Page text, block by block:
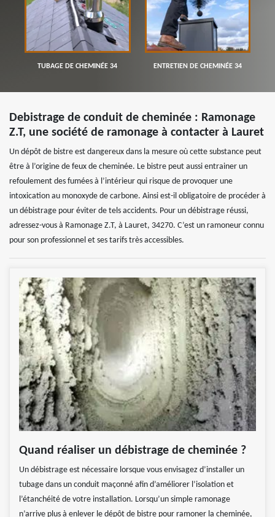
TUBAGE DE CHEMINÉE 34 ENTRETIEN DE CHEMINÉE 34
Debistrage de conduit de cheminée : Ramonage
Z.T, une société de ramonage à contacter à Lauret
Un dépôt de bistre est dangereux dans la mesure où cette substance peut
être à l’origine de feux de cheminée. Le bistre peut aussi entrainer un
refoulement des fumées à l’intérieur qui risque de provoquer une
intoxication au monoxyde de carbone. Ainsi est-il obligatoire de procéder à
un débistrage pour éviter de tels accidents. Pour un débistrage réussi,
adressez-vous à Ramonage Z.T, à Lauret, 34270. C’est un ramoneur connu
pour son professionnel et ses tarifs très accessibles.
Quand réaliser un débistrage de cheminée ?
Un débistrage est nécessaire lorsque vous envisagez d’installer un
tubage dans un conduit maçonné afin d’améliorer l’isolation et
l’étanchéité de votre installation. Lorsqu’un simple ramonage
n’arrive plus à enlever le dépôt de bistre pour ramoner la cheminée,